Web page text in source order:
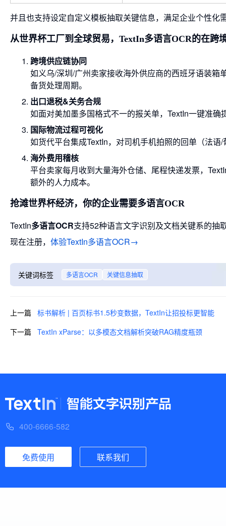
并且也支持设定自定义模板抽取关键信息，满足企业个性
从世界杯工厂到全球贸易，TextIn多语言OCR的在跨
跨境供应链协同
如义乌/深圳/广州卖家接收海外供应商的西班牙语装
备货处理周期。
出口退税&关务合规
如面对美加墨多国格式不一的报关单，TextIn一键准
国际物流过程可视化
如货代平台集成TextIn，对司机手机拍照的回单（法语
海外费用稽核
平台卖家每月收到大量海外仓储、尾程快递发票，
额外的人力成本。
抢滩世界杯经济，你的企业需要多语言OCR
TextIn多语言OCR支持52种语言文字识别及文档关键系的抽
现在注册， 体验TextIn多语言OCR→
关键词标签 多语言OCR 关键信息抽取
上一篇 标书解析 | 百页标书1.5秒变数据，TextIn让招投标更智能
下一篇 TextIn xParse：以多模态文档解析突破RAG精度瓶颈
400-6666-582
免费使用 联系我们